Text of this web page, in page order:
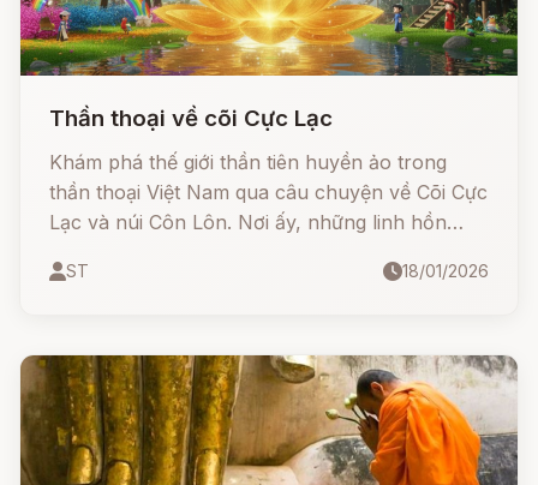
Thần thoại về cõi Cực Lạc
Khám phá thế giới thần tiên huyền ảo trong
thần thoại Việt Nam qua câu chuyện về Cõi Cực
Lạc và núi Côn Lôn. Nơi ấy, những linh hồn
sống trong âm nhạc của gió, hương thơm của
thiện lương
ST 18/01/2026